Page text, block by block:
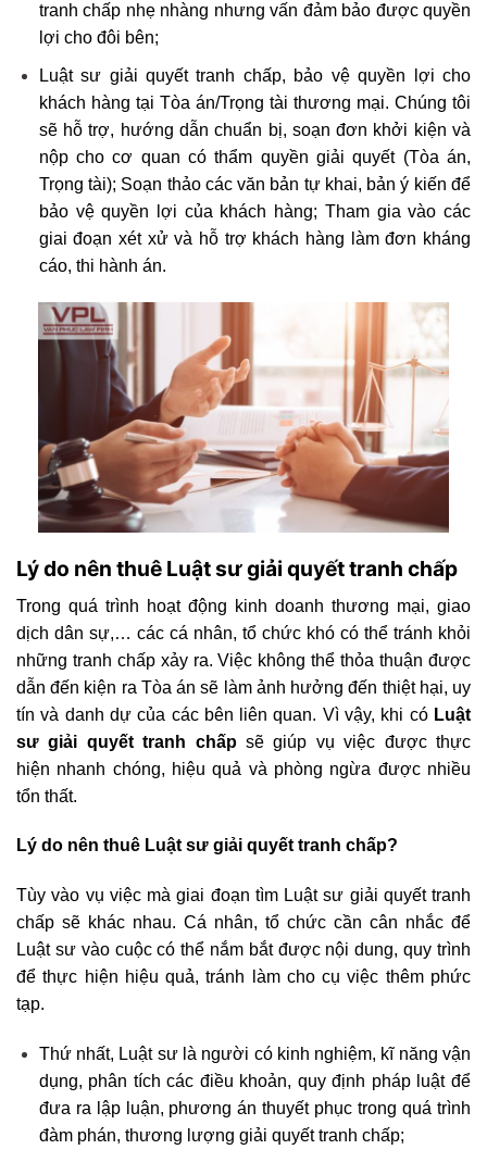
tranh chấp nhẹ nhàng nhưng vấn đảm bảo được quyền
lợi cho đôi bên;
Luật sư giải quyết tranh chấp, bảo vệ quyền lợi cho
khách hàng tại Tòa án/Trọng tài thương mại. Chúng tôi
sẽ hỗ trợ, hướng dẫn chuẩn bị, soạn đơn khởi kiện và
nộp cho cơ quan có thẩm quyền giải quyết (Tòa án,
Trọng tài); Soạn thảo các văn bản tự khai, bản ý kiến để
bảo vệ quyền lợi của khách hàng; Tham gia vào các
giai đoạn xét xử và hỗ trợ khách hàng làm đơn kháng
cáo, thi hành án.
Lý do nên thuê Luật sư giải quyết tranh chấp
Trong quá trình hoạt động kinh doanh thương mại, giao
dịch dân sự,… các cá nhân, tổ chức khó có thể tránh khỏi
những tranh chấp xảy ra. Việc không thể thỏa thuận được
dẫn đến kiện ra Tòa án sẽ làm ảnh hưởng đến thiệt hại, uy
tín và danh dự của các bên liên quan. Vì vậy, khi có Luật
sư giải quyết tranh chấpsẽ giúp vụ việc được thực
hiện nhanh chóng, hiệu quả và phòng ngừa được nhiều
tổn thất.
Lý do nên thuê Luật sư giải quyết tranh chấp?
Tùy vào vụ việc mà giai đoạn tìm Luật sư giải quyết tranh
chấp sẽ khác nhau. Cá nhân, tổ chức cần cân nhắc để
Luật sư vào cuộc có thể nắm bắt được nội dung, quy trình
để thực hiện hiệu quả, tránh làm cho cụ việc thêm phức
tạp.
Thứ nhất, Luật sư là người có kinh nghiệm, kĩ năng vận
dụng, phân tích các điều khoản, quy định pháp luật để
đưa ra lập luận, phương án thuyết phục trong quá trình
đàm phán, thương lượng giải quyết tranh chấp;